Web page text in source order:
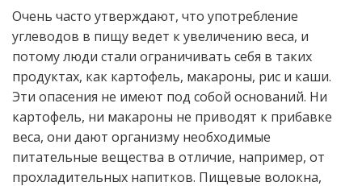
Очень часто утверждают, что употребление
углеводов в пищу ведет к увеличению веса, и
потому люди стали ограничивать себя в таких
продуктах, как картофель, макароны, рис и каши.
Эти опасения не имеют под собой оснований. Ни
картофель, ни макароны не приводят к прибавке
веса, они дают организму необходимые
питательные вещества в отличие, например, от
прохладительных напитков. Пищевые волокна,